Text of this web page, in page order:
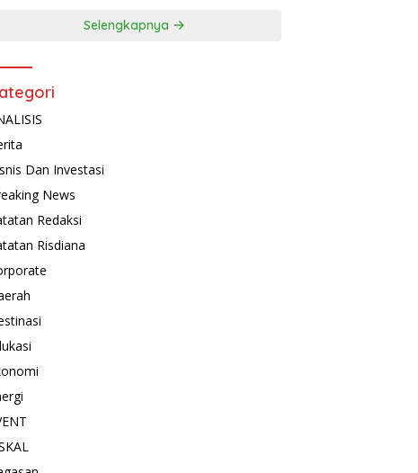
Selengkapnya
Dan Investasi
News
Redaksi
Risdiana